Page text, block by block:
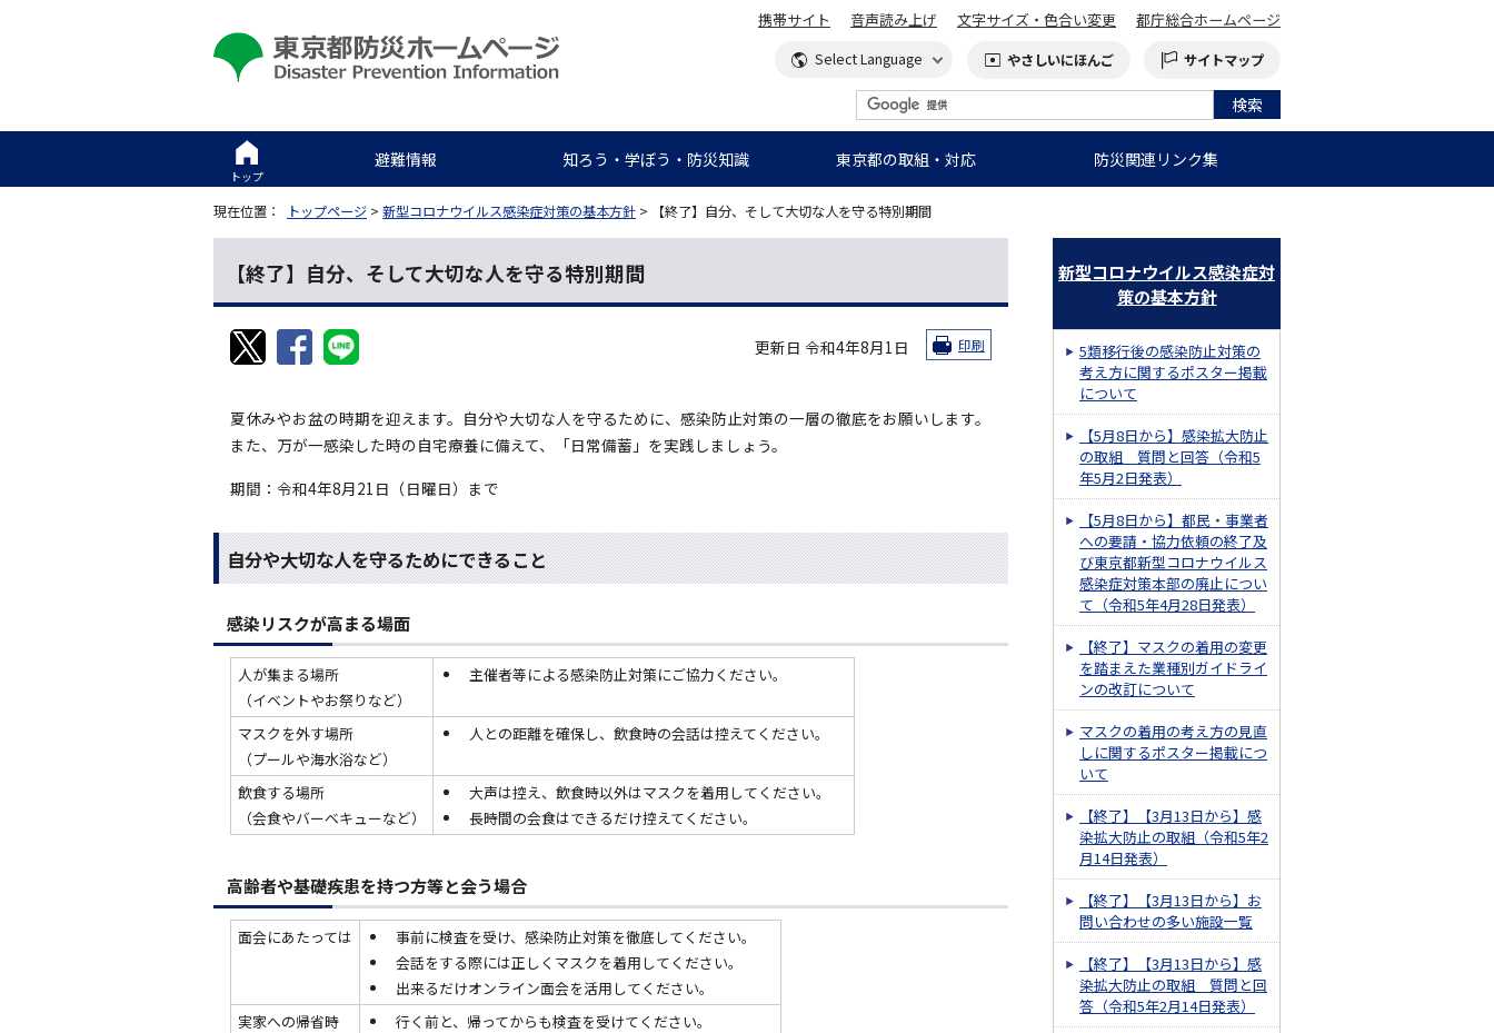
携帯サイト 音声読み上げ 文字サイズ・色合い変更 都庁総合ホームページ
やさしいにほんご サイトマップ
トップ
避難情報 知ろう・学ぼう・防災知識 東京都の取組・対応 防災関連リンク集
現在位置： トップページ > 新型コロナウイルス感染症対策の基本方針 > 【終了】自分、そして大切な人を守る特別期間
【終了】自分、そして大切な人を守る特別期間
更新日 令和4年8月1日 印刷
夏休みやお盆の時期を迎えます。自分や大切な人を守るために、感染防止対策の一層の徹底をお願いします。
また、万が一感染した時の自宅療養に備えて、「日常備蓄」を実践しましょう。
期間：令和4年8月21日（日曜日）まで
自分や大切な人を守るためにできること
感染リスクが高まる場面
人が集まる場所
（イベントやお祭りなど）
主催者等による感染防止対策にご協力ください。
マスクを外す場所
（プールや海水浴など）
人との距離を確保し、飲食時の会話は控えてください。
飲食する場所
（会食やバーベキューなど）
大声は控え、飲食時以外はマスクを着用してください。
長時間の会食はできるだけ控えてください。
高齢者や基礎疾患を持つ方等と会う場合
面会にあたっては
事前に検査を受け、感染防止対策を徹底してください。
会話をする際には正しくマスクを着用してください。
出来るだけオンライン面会を活用してください。
実家への帰省時
行く前と、帰ってからも検査を受けてください。
新型コロナウイルス感染症対
策の基本方針
5類移行後の感染防止対策の
考え方に関するポスター掲載
について
【5月8日から】感染拡大防止
の取組 質問と回答（令和5
年5月2日発表）
【5月8日から】都民・事業者
への要請・協力依頼の終了及
び東京都新型コロナウイルス
感染症対策本部の廃止につい
て（令和5年4月28日発表）
【終了】マスクの着用の変更
を踏まえた業種別ガイドライ
ンの改訂について
マスクの着用の考え方の見直
しに関するポスター掲載につ
いて
【終了】【3月13日から】感
染拡大防止の取組（令和5年2
月14日発表）
【終了】【3月13日から】お
問い合わせの多い施設一覧
【終了】【3月13日から】感
染拡大防止の取組 質問と回
答（令和5年2月14日発表）